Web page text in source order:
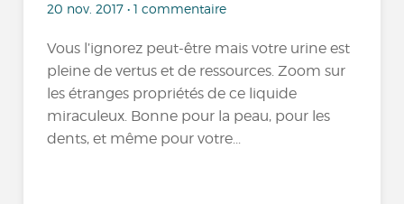
20 nov. 2017 • 1 commentaire
Vous l’ignorez peut-être mais votre urine est
pleine de vertus et de ressources. Zoom sur
les étranges propriétés de ce liquide
miraculeux. Bonne pour la peau, pour les
dents, et même pour votre...